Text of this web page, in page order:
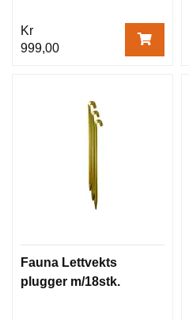
Kr
999,00
Fauna Lettvekts
plugger m/18stk.